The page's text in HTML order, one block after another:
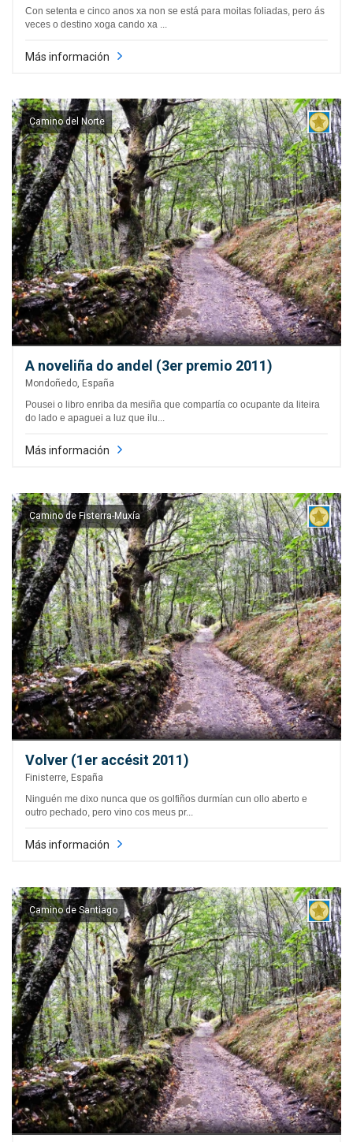
Con setenta e cinco anos xa non se está para moitas foliadas, pero ás
veces o destino xoga cando xa ...
Más información
Camino del Norte
A noveliña do andel (3er premio 2011)
Mondoñedo, España
Pousei o libro enriba da mesiña que compartía co ocupante da liteira
do lado e apaguei a luz que ilu...
Más información
Camino de Fisterra-Muxía
Volver (1er accésit 2011)
Finisterre, España
Ninguén me dixo nunca que os golfiños durmían cun ollo aberto e
outro pechado, pero vino cos meus pr...
Más información
Camino de Santiago